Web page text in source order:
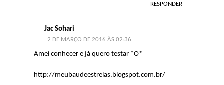
RESPONDER
Jac Sohari
2 DE MARÇO DE 2016 ÀS 02:36
Amei conhecer e já quero testar *O*
http://meubaudeestrelas.blogspot.com.br/